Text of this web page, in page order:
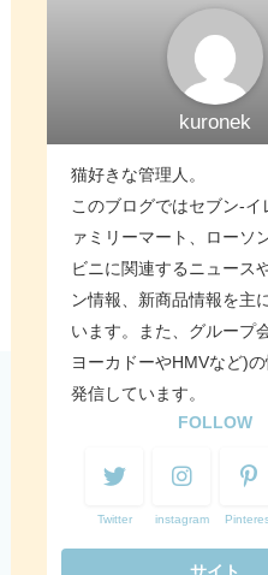
kuronek
猫好きな管理人。
このブログではセブン-イ
ァミリーマート、ローソ
ビニに関連するニュース
ン情報、新商品情報を主
います。また、グループ
ヨーカドーやHMVなど)
発信しています。
FOLLOW
Twitter instagram